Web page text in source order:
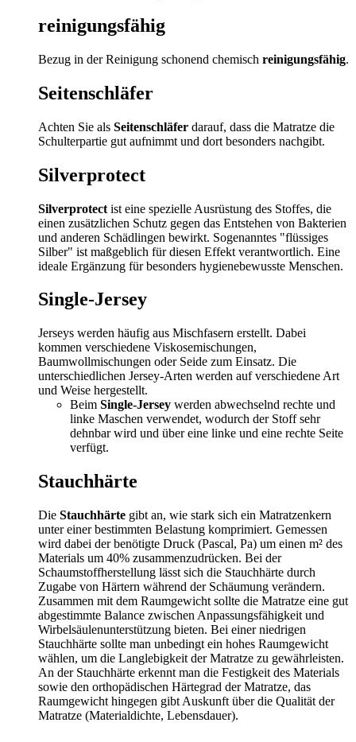
reinigungsfähig
Bezug in der Reinigung schonend chemisch reinigungsfähig.
Seitenschläfer
Achten Sie als Seitenschläfer darauf, dass die Matratze die
Schulterpartie gut aufnimmt und dort besonders nachgibt.
Silverprotect
Silverprotect ist eine spezielle Ausrüstung des Stoffes, die
einen zusätzlichen Schutz gegen das Entstehen von Bakterien
und anderen Schädlingen bewirkt. Sogenanntes "flüssiges
Silber" ist maßgeblich für diesen Effekt verantwortlich. Eine
ideale Ergänzung für besonders hygienebewusste Menschen.
Single-Jersey
Jerseys werden häufig aus Mischfasern erstellt. Dabei
kommen verschiedene Viskosemischungen,
Baumwollmischungen oder Seide zum Einsatz. Die
unterschiedlichen Jersey-Arten werden auf verschiedene Art
und Weise hergestellt.
Beim Single-Jersey werden abwechselnd rechte und
linke Maschen verwendet, wodurch der Stoff sehr
dehnbar wird und über eine linke und eine rechte Seite
verfügt.
Stauchhärte
Die Stauchhärte gibt an, wie stark sich ein Matratzenkern
unter einer bestimmten Belastung komprimiert. Gemessen
wird dabei der benötigte Druck (Pascal, Pa) um einen m² des
Materials um 40% zusammenzudrücken. Bei der
Schaumstoffherstellung lässt sich die Stauchhärte durch
Zugabe von Härtern während der Schäumung verändern.
Zusammen mit dem Raumgewicht sollte die Matratze eine gut
abgestimmte Balance zwischen Anpassungsfähigkeit und
Wirbelsäulenunterstützung bieten. Bei einer niedrigen
Stauchhärte sollte man unbedingt ein hohes Raumgewicht
wählen, um die Langlebigkeit der Matratze zu gewährleisten.
An der Stauchhärte erkennt man die Festigkeit des Materials
sowie den orthopädischen Härtegrad der Matratze, das
Raumgewicht hingegen gibt Auskunft über die Qualität der
Matratze (Materialdichte, Lebensdauer).